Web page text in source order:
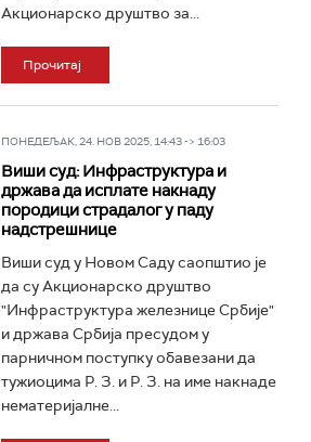
Акционарско друштво за...
Прочитај
ПОНЕДЕЉАК, 24. НОВ 2025, 14:43 -> 16:03
Виши суд: Инфраструктура и
држава да исплате накнаду
породици страдалог у паду
надстрешнице
Виши суд у Новом Саду саопштио је
да су Акционарско друштво
"Инфраструктура железнице Србије"
и држава Србија пресудом у
парничном поступку обавезани да
тужиоцима Р. З. и Р. З. на име накнаде
нематеријалне...